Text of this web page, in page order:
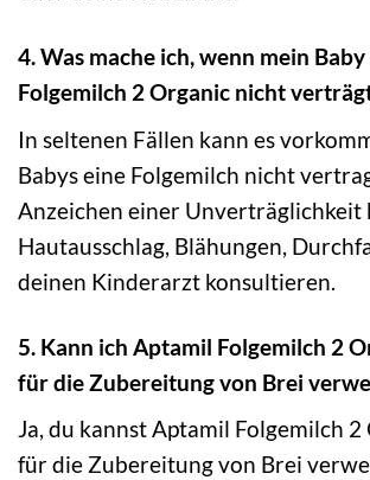
4. Was mache ich, wenn mein
Folgemilch 2 Organic nicht
In seltenen Fällen kann es
Babys eine Folgemilch nicht
Anzeichen einer Unverträglichkeit
Hautausschlag, Blähungen,
deinen Kinderarzt konsultieren.
5. Kann ich Aptamil Folgemilch 2
für die Zubereitung von Brei
Ja, du kannst Aptamil Folgemilch 2
für die Zubereitung von Brei